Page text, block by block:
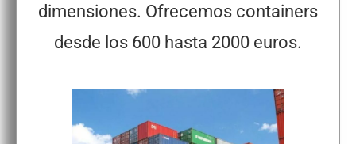
dimensiones. Ofrecemos containers
desde los 600 hasta 2000 euros.